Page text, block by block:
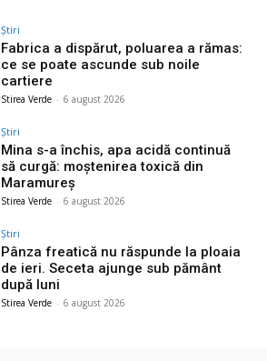
Știri
Fabrica a dispărut, poluarea a rămas:
ce se poate ascunde sub noile
cartiere
Stirea Verde - 6 august 2026
Știri
Mina s-a închis, apa acidă continuă
să curgă: moștenirea toxică din
Maramureș
Stirea Verde - 6 august 2026
Știri
Pânza freatică nu răspunde la ploaia
de ieri. Seceta ajunge sub pământ
după luni
Stirea Verde - 6 august 2026